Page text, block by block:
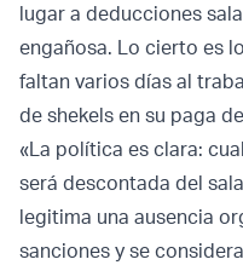
lugar a deducciones
engañosa. Lo cierto es
faltan varios días al
de shekels en su paga
«La política es clara:
será descontada del
legitima una ausencia
sanciones y se